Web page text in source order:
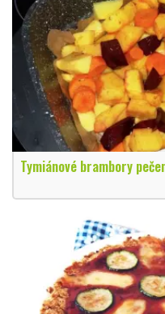
Tymiánové brambory